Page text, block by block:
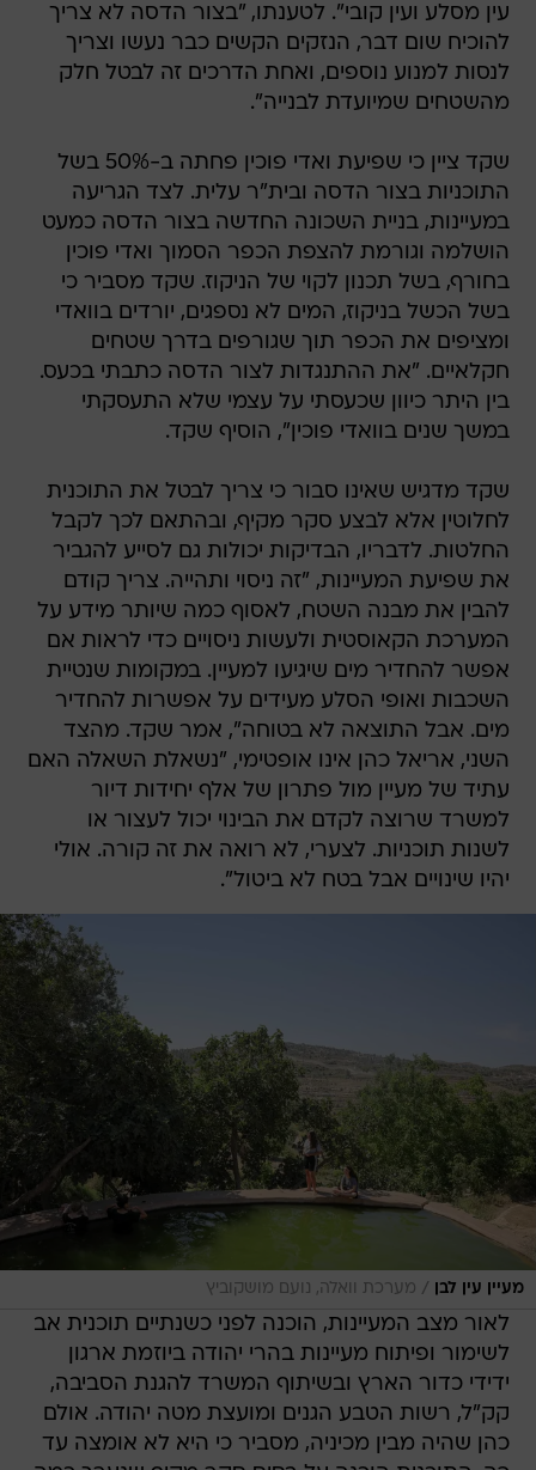
עין מסלע ועין קובי". לטענתו, "בצור הדסה לא צריך
להוכיח שום דבר, הנזקים הקשים כבר נעשו וצריך
לנסות למנוע נוספים, ואחת הדרכים זה לבטל חלק
מהשטחים שמיועדת לבנייה".
שקד ציין כי שפיעת ואדי פוכין פחתה ב-50% בשל
התוכניות בצור הדסה ובית"ר עלית. לצד הגריעה
במעיינות, בניית השכונה החדשה בצור הדסה כמעט
הושלמה וגורמת להצפת הכפר הסמוך ואדי פוכין
בחורף, בשל תכנון לקוי של הניקוז. שקד מסביר כי
בשל הכשל בניקוז, המים לא נספגים, יורדים בוואדי
ומציפים את הכפר תוך שגורפים בדרך שטחים
חקלאיים. "את ההתנגדות לצור הדסה כתבתי בכעס.
בין היתר כיוון שכעסתי על עצמי שלא התעסקתי
במשך שנים בוואדי פוכין", הוסיף שקד.
שקד מדגיש שאינו סבור כי צריך לבטל את התוכנית
לחלוטין אלא לבצע סקר מקיף, ובהתאם לכך לקבל
החלטות. לדבריו, הבדיקות יכולות גם לסייע להגביר
את שפיעת המעיינות, "זה ניסוי ותהייה. צריך קודם
להבין את מבנה השטח, לאסוף כמה שיותר מידע על
המערכת הקאוסטית ולעשות ניסויים כדי לראות אם
אפשר להחדיר מים שיגיעו למעיין. במקומות שנטיית
השכבות ואופי הסלע מעידים על אפשרות להחדיר
מים. אבל התוצאה לא בטוחה", אמר שקד. מהצד
השני, אריאל כהן אינו אופטימי, "נשאלת השאלה האם
עתיד של מעיין מול פתרון של אלף יחידות דיור
למשרד שרוצה לקדם את הבינוי יכול לעצור או
לשנות תוכניות. לצערי, לא רואה את זה קורה. אולי
יהיו שינויים אבל בטח לא ביטול".
מעיין עין לבן / מערכת וואלה, נועם מושקוביץ
לאור מצב המעיינות, הוכנה לפני כשנתיים תוכנית אב
לשימור ופיתוח מעיינות בהרי יהודה ביוזמת ארגון
ידידי כדור הארץ ובשיתוף המשרד להגנת הסביבה,
קק"ל, רשות הטבע הגנים ומועצת מטה יהודה. אולם
כהן שהיה מבין מכיניה, מסביר כי היא לא אומצה עד